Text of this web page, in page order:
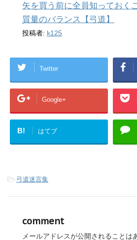
矢を買う前に全員知っておく
質量のバランス【弓道】
投稿者: k125
Twitter
Google+
B! はてブ
-弓道迷言集
comment
メールアドレスが公開されることは